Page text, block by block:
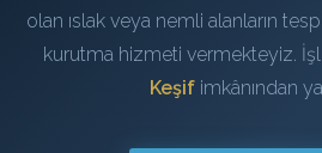
olan ıslak veya nemli alanların
kurutma hizmeti vermekteyiz.
Keşifimkânından